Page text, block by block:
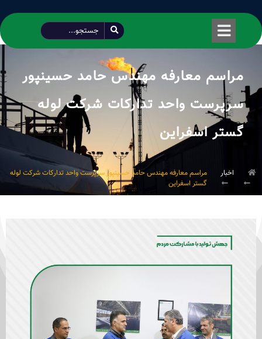
طراحی شده توسط محمود سیفی | 4215 887 0915
مراسم معارفه مهندس حامد حسینپور
سرپرست واحد تدارکات شرکت لوله
گستر اسفراین
اخبار
مراسم معارفه مهندس حامد حسینپور سرپرست واحد تدارکات شرکت لوله
گستر اسفراین